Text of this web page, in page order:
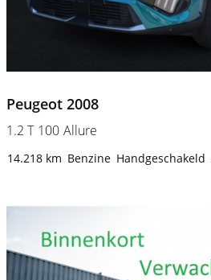
Peugeot 2008
1.2 T 100 Allure
14.218 km Benzine Handgeschakeld